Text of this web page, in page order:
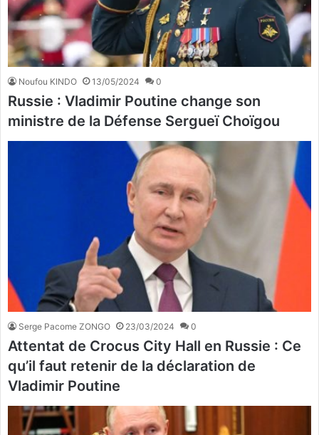
Noufou KINDO 13/05/2024 0
Russie : Vladimir Poutine change son
ministre de la Défense Sergueï Choïgou
Serge Pacome ZONGO 23/03/2024 0
Attentat de Crocus City Hall en Russie : Ce
qu’il faut retenir de la déclaration de
Vladimir Poutine